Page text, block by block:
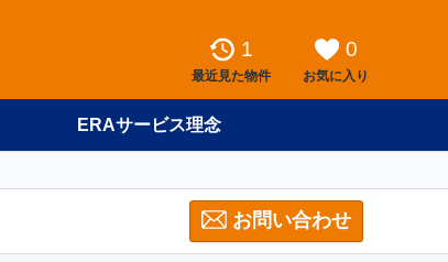
1
最近見た物件
0
お気に入り
ERAサービス理念
お問い合わせ